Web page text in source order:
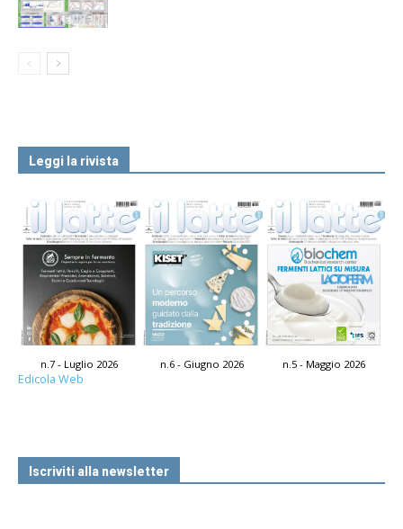
Leggi la rivista
n.7 - Luglio 2026 n.6 - Giugno 2026 n.5 - Maggio 2026
Edicola Web
Iscriviti alla newsletter